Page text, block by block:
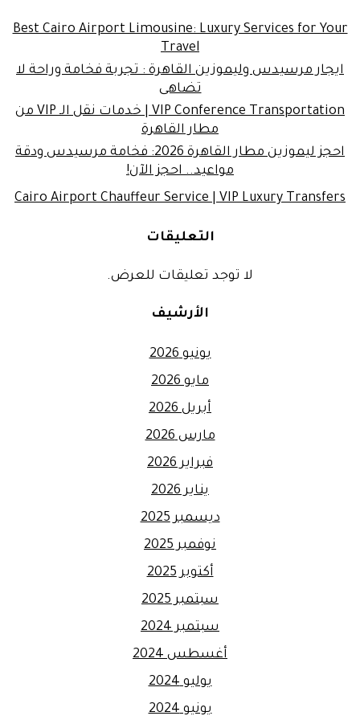
Best Cairo Airport Limousine: Luxury Services for Your
Travel
ايجار مرسيدس وليموزين القاهرة : تجربة فخامة وراحة لا
تضاهى
VIP Conference Transportation | خدمات نقل الـ VIP من
مطار القاهرة
احجز ليموزين مطار القاهرة 2026: فخامة مرسيدس ودقة
مواعيد.. احجز الآن!
Cairo Airport Chauffeur Service | VIP Luxury Transfers
التعليقات
لا توجد تعليقات للعرض.
الأرشيف
يونيو 2026
مايو 2026
أبريل 2026
مارس 2026
فبراير 2026
يناير 2026
ديسمبر 2025
نوفمبر 2025
أكتوبر 2025
سبتمبر 2025
سبتمبر 2024
أغسطس 2024
يوليو 2024
يونيو 2024